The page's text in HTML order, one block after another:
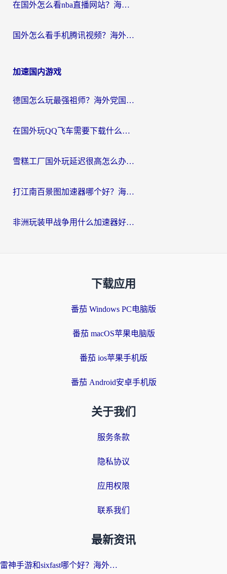
在国外怎么看nba直播网站？海外党专属体育观赛指南，告别地区限制！
国外怎么看手机腾讯视频？海外党亲测有效的追剧加速器选择指南
加速国内游戏
德国怎么玩最强祖师？海外党国服游戏加速器选择全攻略（附宝可梦Online实测）
在国外玩QQ飞车需要下载什么加速器呢？海外党亲测有效的国服游戏加速指南
雪糕工厂国外玩延迟很高怎么办？海外玩家国服游戏加速终极攻略（附实测推荐）
打江南百景图加速器哪个好？海外党踩坑N次后，终于找到不卡的秘诀
非洲玩装甲战争用什么加速器好？海外党亲测有效的国服游戏加速方案
下载应用
番茄 Windows PC电脑版
番茄 macOS苹果电脑版
番茄 ios苹果手机版
番茄 Android安卓手机版
关于我们
服务条款
隐私协议
应用权限
联系我们
最新资讯
雷神手游和sixfast哪个好？海外党亲测3款回国加速器，教你选对不踩坑